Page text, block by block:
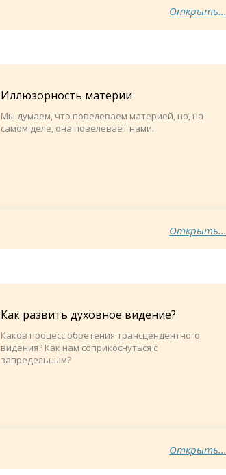
Открыть...
Иллюзорность материи
Мы думаем, что повелеваем материей, но, на
самом деле, она повелевает нами.
Открыть...
Как развить духовное видение?
Каков процесс обретения трансцендентного
видения? Как нам соприкоснуться с
запредельным?
Открыть...